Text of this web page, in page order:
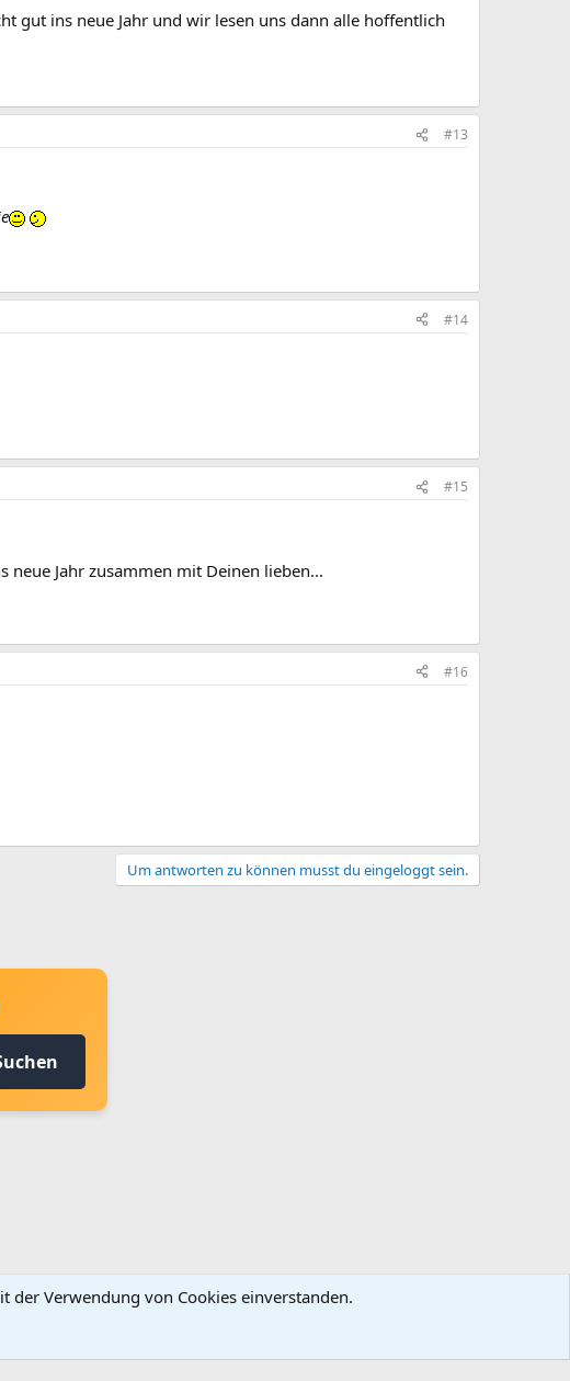
gut ins neue Jahr und wir lesen uns dann alle hoffentlich
#13
#14
#15
Jahr zusammen mit Deinen lieben...
#16
Um antworten zu können musst du eingeloggt sein.
Bedingungen und Regeln Datenschutz Hilfe
der Verwendung von Cookies einverstanden.